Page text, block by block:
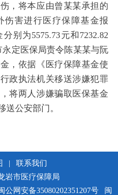
，将本应由曾某某承担的
伤害进行医疗保障基金报
别为5575.73元和7232.82
永定医保局责令陈某某与阮
，依据《医疗保障基金使
政执法机关移送涉嫌犯罪
将两人涉嫌骗取医保基金
送公安部门。
|
联系我们
岩市医疗保障局
公网安备35080202351207号 闽